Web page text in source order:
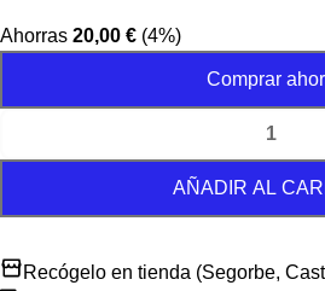
Ahorras 20,00 € (4%)
AÑADIR AL
Comprar
Recógelo en tienda (Segorbe,